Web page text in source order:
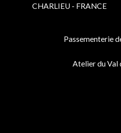
CHARLIEU - FRANCE
Passementerie
Atelier du Val